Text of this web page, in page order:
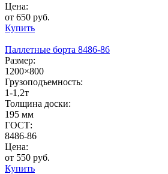
Цена:
от 650 руб.
Купить
Паллетные борта 8486-86
Размер:
1200×800
Грузоподъемность:
1-1,2т
Толщина доски:
195 мм
ГОСТ:
8486-86
Цена:
от 550 руб.
Купить